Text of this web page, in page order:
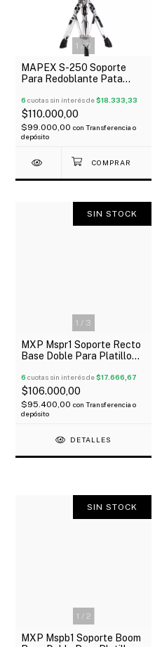
1 /3
MAPEX S-250 Soporte
Para Redoblante Pata
6 cuotas sin interés de$18.333,33
$110.000,00
$99.000,00 con Transferencia o
depósito
1 / 3
SIN STOCK
MXP Mspr1 Soporte Recto
Base Doble Para Platillo
6 cuotas sin interés de$17.666,67
$106.000,00
$95.400,00 con Transferencia o
depósito
DETALLES
1 / 2
SIN STOCK
MXP Mspb1 Soporte Boom